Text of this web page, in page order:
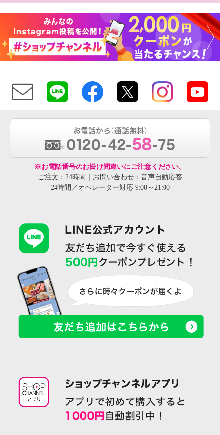
※お電話番号のお掛け間違いにご注意ください。
ご注文：24時間｜お問い合わせ：音声自動応答
24時間／オペレーター対応 9:00～21:00